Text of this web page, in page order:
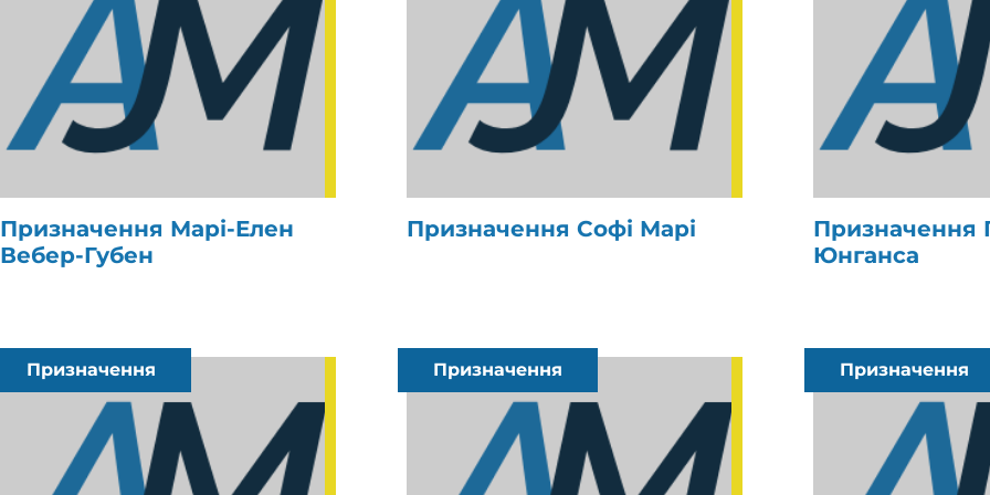
Призначення Марі-Елен
Вебер-Губен
Призначення Софі Марі
Призначення
Юнганса
Призначення Призначення Призначення